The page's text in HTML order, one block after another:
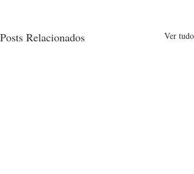
Posts Relacionados Ver tudo